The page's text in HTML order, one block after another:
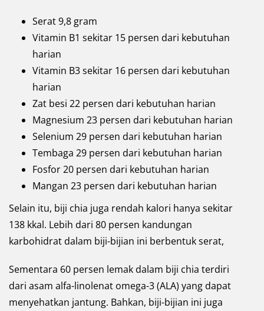
Serat 9,8 gram
Vitamin B1 sekitar 15 persen dari kebutuhan
harian
Vitamin B3 sekitar 16 persen dari kebutuhan
harian
Zat besi 22 persen dari kebutuhan harian
Magnesium 23 persen dari kebutuhan harian
Selenium 29 persen dari kebutuhan harian
Tembaga 29 persen dari kebutuhan harian
Fosfor 20 persen dari kebutuhan harian
Mangan 23 persen dari kebutuhan harian
Selain itu, biji chia juga rendah kalori hanya sekitar
138 kkal. Lebih dari 80 persen kandungan
karbohidrat dalam biji-bijian ini berbentuk serat,
Sementara 60 persen lemak dalam biji chia terdiri
dari asam alfa-linolenat omega-3 (ALA) yang dapat
menyehatkan jantung. Bahkan, biji-bijian ini juga